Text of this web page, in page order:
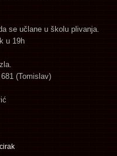
se učlane u školu plivanja.
u 19h
(Tomislav)